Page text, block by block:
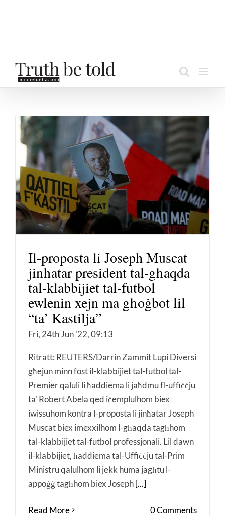
Il-proposta li Joseph Muscat
jinħatar president tal-għaqda
tal-klabbijiet tal-futbol
ewlenin xejn ma għoġbot lil
“ta’ Kastilja”
Fri, 24th Jun '22, 09:13
Ritratt: REUTERS/Darrin Zammit Lupi Diversi
għejun minn fost il-klabbijiet tal-futbol tal-
Premier qaluli li ħaddiema li jaħdmu fl-uffiċċju
ta' Robert Abela qed iċemplulhom biex
iwissuhom kontra l-proposta li jinħatar Joseph
Muscat biex imexxilhom l-għaqda tagħhom
tal-klabbijiet tal-futbol professjonali. Lil dawn
il-klabbijiet, ħaddiema tal-Uffiċċju tal-Prim
Ministru qalulhom li jekk huma jagħtu l-
appoġġ tagħhom biex Joseph[...]
Read More 0 Comments